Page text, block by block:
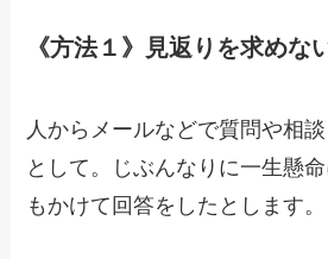
《方法１》見返りを求めな
人からメールなどで質問や相
として。じぶんなりに一生懸
もかけて回答をしたとします。